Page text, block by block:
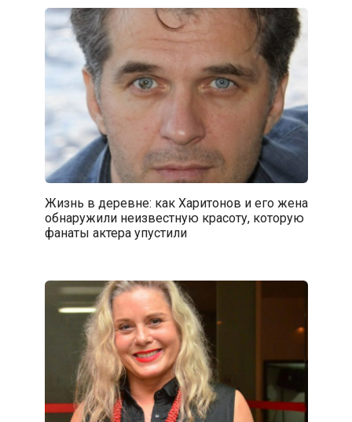
Жизнь в деревне: как Харитонов и его жена
обнаружили неизвестную красоту, которую
фанаты актера упустили